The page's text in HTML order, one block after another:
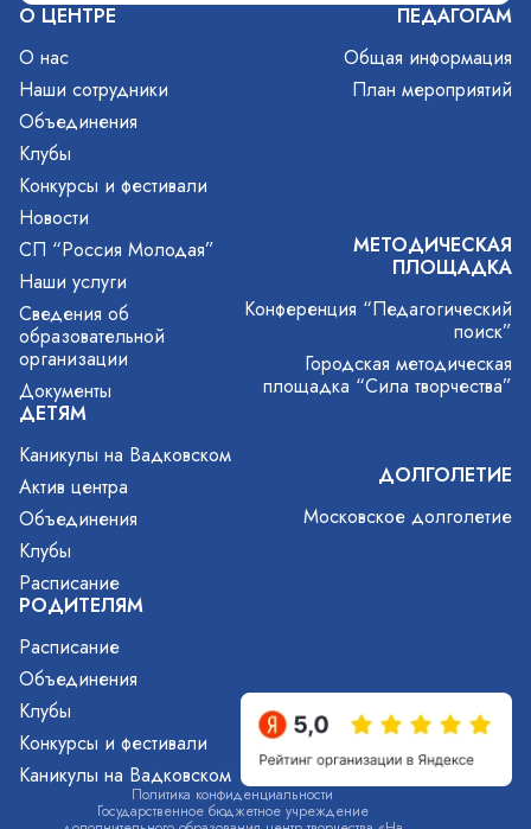
О ЦЕНТРЕ
О нас
Наши сотрудники
Объединения
Клубы
Конкурсы и фестивали
Новости
СП “Россия Молодая”
Наши услуги
Сведения об
образовательной
организации
Документы
ДЕТЯМ
Каникулы на Вадковском
Актив центра
Объединения
Клубы
Расписание
РОДИТЕЛЯМ
Расписание
Объединения
Клубы
Конкурсы и фестивали
Каникулы на Вадковском
ПЕДАГОГАМ
Общая информация
План мероприятий
МЕТОДИЧЕСКАЯ
ПЛОЩАДКА
Конференция “Педагогический
поиск”
Городская методическая
площадка “Сила творчества”
ДОЛГОЛЕТИЕ
Московское долголетие
Государственное бюджетное учреждение
Политика конфиденциальности